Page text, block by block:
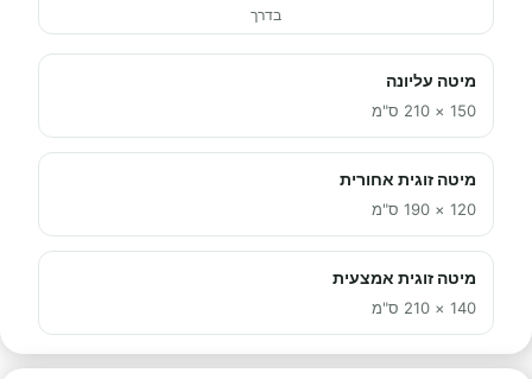
בדרך
מיטה עליונה
150 × 210 ס"מ
מיטה זוגית אחורית
120 × 190 ס"מ
מיטה זוגית אמצעית
140 × 210 ס"מ